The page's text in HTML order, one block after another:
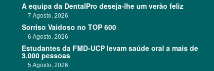
A equipa da DentalPro deseja-lhe um verão feliz
7 Agosto, 2026
Sorriso Vaidoso no TOP 600
6 Agosto, 2026
Estudantes da FMD-UCP levam saúde oral a mais de
3.000 pessoas
5 Agosto, 2026